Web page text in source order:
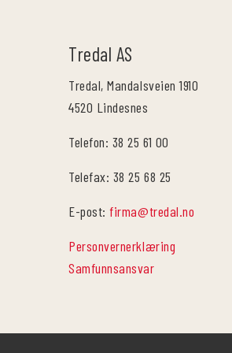
Tredal AS
Tredal, Mandalsveien 1910
4520 Lindesnes
Telefon: 38 25 61 00
Telefax: 38 25 68 25
E-post:firma@tredal.no
Personvernerklæring
Samfunnsansvar